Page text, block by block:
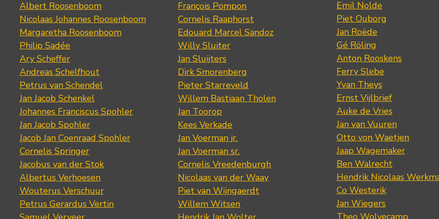
Albert Roosenboom
Nicolaas Johannes Roosenboom
Margaretha Roosenboom
Philip Sadée
Ary Scheffer
Andreas Schelfhout
Petrus van Schendel
Jan Jacob Schenkel
Johannes Franciscus Spohler
Jan Jacob Spohler
Jacob Jan Coenraad Spohler
Cornelis Springer
Jacobus van der Stok
Albertus Verhoesen
Wouterus Verschuur
Petrus Gerardus Vertin
François Pompon
Cornelis Raaphorst
Edouard Marcel Sandoz
Willy Sluiter
Jan Sluijters
Dirk Smorenberg
Pieter Starreveld
Willem Bastiaan Tholen
Jan Toorop
Kees Verkade
Jan Voerman jr.
Jan Voerman sr.
Cornelis Vreedenburgh
Nicolaas van der Waay
Piet van Wijngaerdt
Willem Witsen
Emil Nolde
Piet Ouborg
Jan Roëde
Gé Röling
Anton Rooskens
Ferry Slebe
Yvan Theys
Ernst Vijlbrief
Auke de Vries
Jan van Vuuren
Otto von Waetjen
Jaap Wagemaker
Ben Walrecht
Hendrik Nicolaas
Co Westerik
Jan Wiegers
Theo Wolvecamp